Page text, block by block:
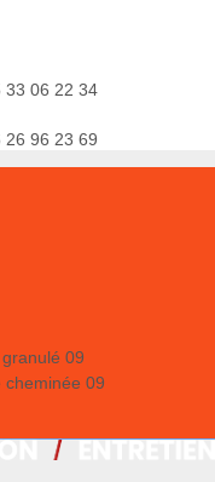
33 06 22 34
26 96 23 69
09
cheminée 09